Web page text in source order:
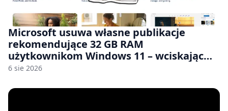
Microsoft usuwa własne publikacje
rekomendujące 32 GB RAM
użytkownikom Windows 11 – wciskając
nam przy tym komputery z 8 GB RAM po
6 sie 2026